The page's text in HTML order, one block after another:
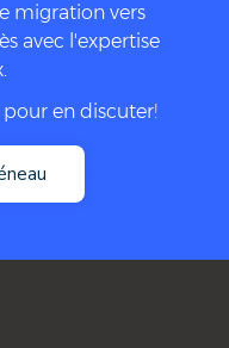
migration vers
avec l'expertise
pour en discuter!